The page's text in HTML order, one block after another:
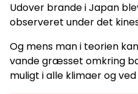
Udover brande i Japan
observeret under det
Og mens man i teorien
vande græsset omkring
muligt i alle klimaer og